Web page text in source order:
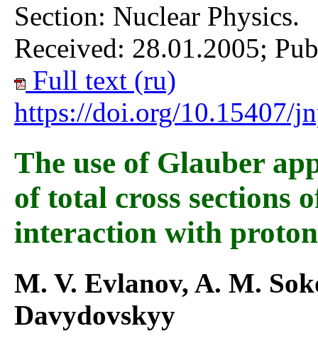
Section: Nuclear Physics.
Received: 28.01.2005;
Full text (ru)
https://doi.org/10.15407/
The use of Glauber
of total cross
interaction with
M. V. Evlanov, A. M.
Davydovskyy